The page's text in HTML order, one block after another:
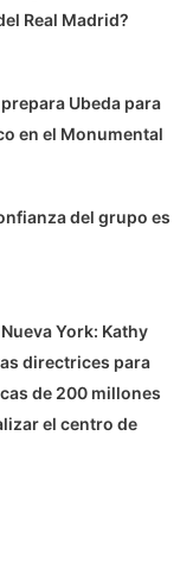
Real Madrid?
Ubeda para
en el Monumental
del grupo es
York: Kathy
directrices para
de 200 millones
el centro de